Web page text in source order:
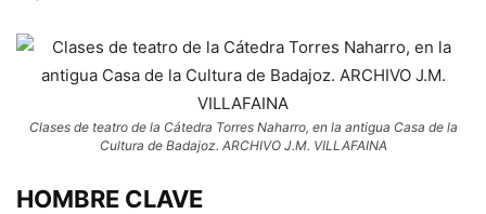
Clases de teatro de la Cátedra Torres Naharro, en la antigua Casa de la
Cultura de Badajoz. ARCHIVO J.M. VILLAFAINA
HOMBRE CLAVE